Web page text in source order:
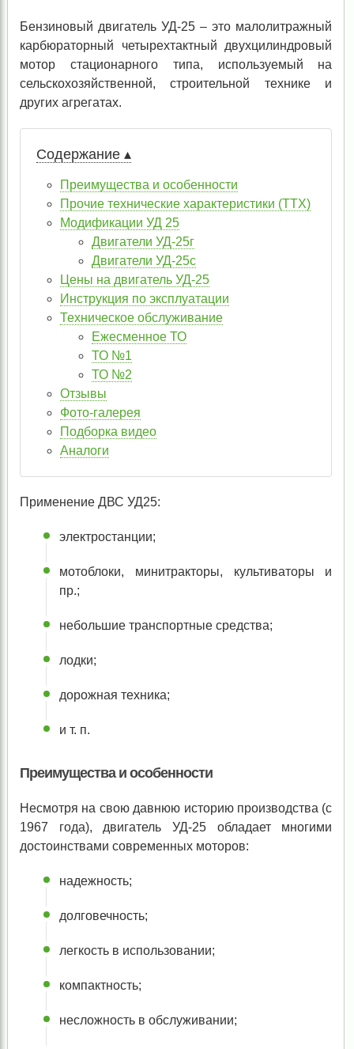
Бензиновый двигатель УД-25 – это малолитражный
карбюраторный четырехтактный двухцилиндровый
мотор стационарного типа, используемый на
сельскохозяйственной, строительной технике и
других агрегатах.
Содержание ▴
Преимущества и особенности
Прочие технические характеристики (ТТХ)
Модификации УД 25
Двигатели УД-25г
Двигатели УД-25с
Цены на двигатель УД-25
Инструкция по эксплуатации
Техническое обслуживание
Ежесменное ТО
ТО №1
ТО №2
Отзывы
Фото-галерея
Подборка видео
Аналоги
Применение ДВС УД25:
электростанции;
мотоблоки, минитракторы, культиваторы и
пр.;
небольшие транспортные средства;
лодки;
дорожная техника;
и т. п.
Преимущества и особенности
Несмотря на свою давнюю историю производства (с
1967 года), двигатель УД-25 обладает многими
достоинствами современных моторов:
надежность;
долговечность;
легкость в использовании;
компактность;
несложность в обслуживании;